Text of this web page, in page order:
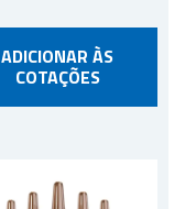
ADICIONAR ÀS
COTAÇÕES